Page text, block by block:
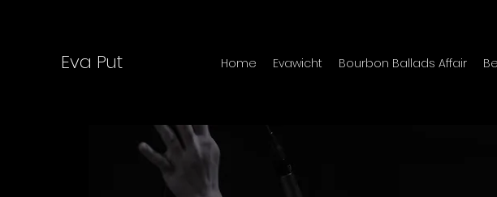
Eva Put Home Evawicht Bourbon Ballads Affair